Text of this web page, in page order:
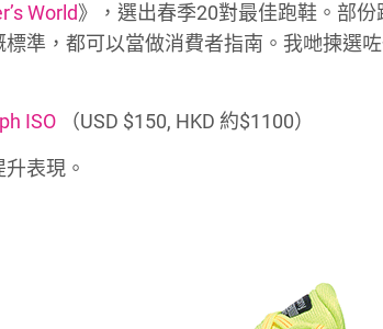
World》，選出春季20對最佳跑鞋。部
準，都可以當做消費者指南。我哋揀選
ISO （USD $150, HKD 約$1100）
表現。